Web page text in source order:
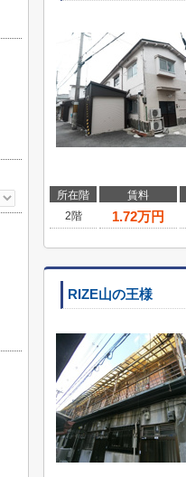
所在階 賃料
2階
1.72万円
RIZE山の王様